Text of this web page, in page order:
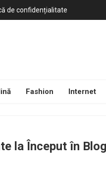
de confidențialitate
Fashion Internet
la Început în